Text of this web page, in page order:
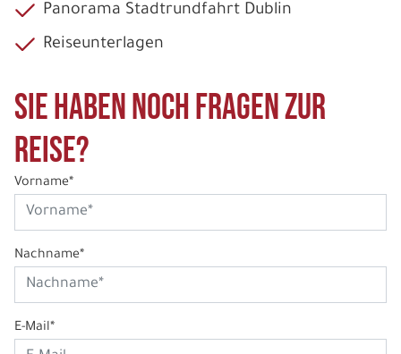
Panorama Stadtrundfahrt Dublin
Reiseunterlagen
Sie haben noch Fragen zur
Reise?
Vorname*
Nachname*
E-Mail*